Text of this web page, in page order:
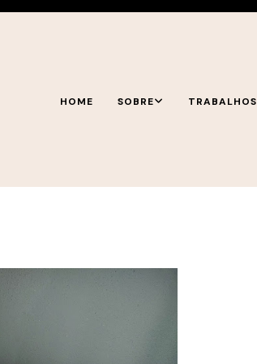
HOME SOBRE TRABALHOS